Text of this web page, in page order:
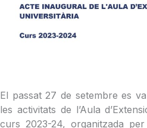
El passat 27 de setembre es
les activitats de l’Aula
curs 2023-24, organitzada